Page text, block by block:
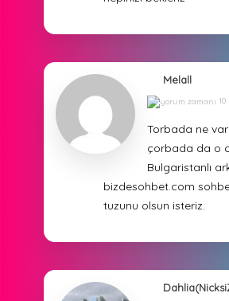
Melall
Torbada ne
çorbada da o
Bulgaristanlı
bizdesohbet.com
tuzunu olsun isteriz.